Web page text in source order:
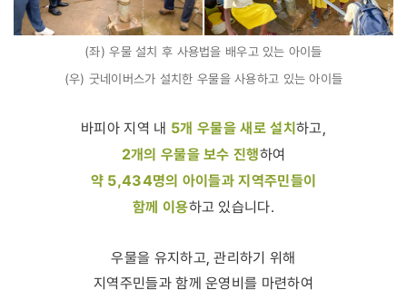
(좌) 우물 설치 후 사용법을 배우고 있는 아이들
(우) 굿네이버스가 설치한 우물을 사용하고 있는 아이들
바피아 지역 내 5개 우물을 새로 설치하고,
2개의 우물을 보수 진행하여
약 5,434명의 아이들과 지역주민들이
함께 이용하고 있습니다.
우물을 유지하고, 관리하기 위해
지역주민들과 함께 운영비를 마련하여